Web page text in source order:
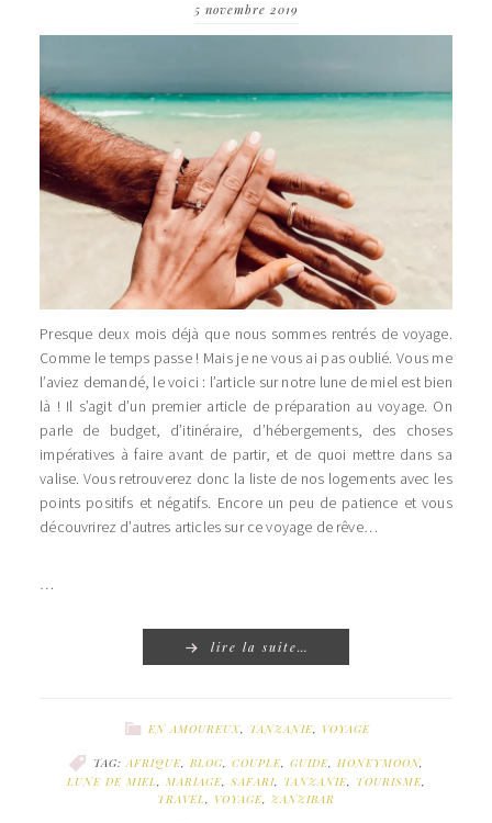
5 novembre 2019
Presque deux mois déjà que nous sommes rentrés de voyage.
Comme le temps passe ! Mais je ne vous ai pas oublié. Vous me
l’aviez demandé, le voici : l’article sur notre lune de miel est bien
là ! Il s’agit d’un premier article de préparation au voyage. On
parle de budget, d’itinéraire, d’hébergements, des choses
impératives à faire avant de partir, et de quoi mettre dans sa
valise. Vous retrouverez donc la liste de nos logements avec les
points positifs et négatifs. Encore un peu de patience et vous
découvrirez d’autres articles sur ce voyage de rêve…
…
lire la suite…
EN AMOUREUX, TANZANIE, VOYAGE
TAG:AFRIQUE, BLOG, COUPLE, GUIDE, HONEYMOON,
LUNE DE MIEL, MARIAGE, SAFARI, TANZANIE, TOURISME,
TRAVEL, VOYAGE,ZANZIBAR